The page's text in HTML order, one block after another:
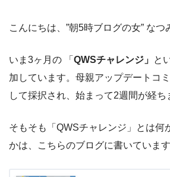
こんにちは、”朝5時ブログの女” なつ
いま3ヶ月の 「 QWSチャレンジ」 と
加しています。母親アップデートコ
して採択され、始まって2週間が経ち
そもそも「QWSチャレンジ」とは何
かは、こちらのブログに書いています